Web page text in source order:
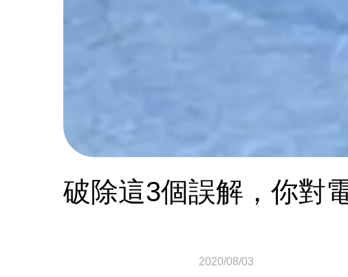
破除這3個誤解，你對
2020/08/03